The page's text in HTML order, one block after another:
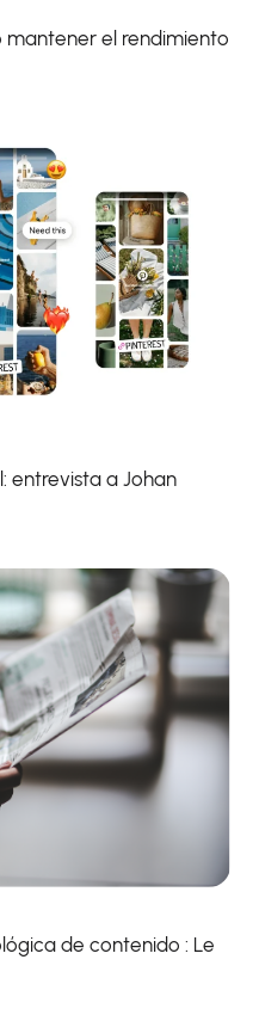
mantener el rendimiento
entrevista a Johan
de contenido : Le